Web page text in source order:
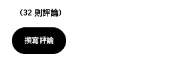
32 則評論
撰寫評論